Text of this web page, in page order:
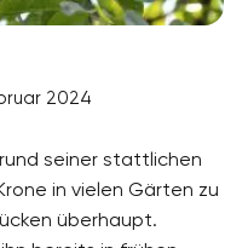
2024
seiner stattlichen
in vielen Gärten zu
überhaupt.